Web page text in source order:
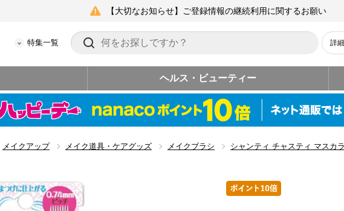
【大切なお知らせ】ご登録情報の継続利用に関するお願い
特集一覧 詳
ヘルス・ビューティー
メイクアップ メイク道具・ケアグッズ メイクブラシ シャンティ チャスティ マスカ